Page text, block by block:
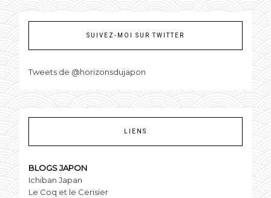
SUIVEZ-MOI SUR TWITTER
Tweets de @horizonsdujapon
LIENS
BLOGS JAPON
Ichiban Japan
Le Coq et le Cerisier